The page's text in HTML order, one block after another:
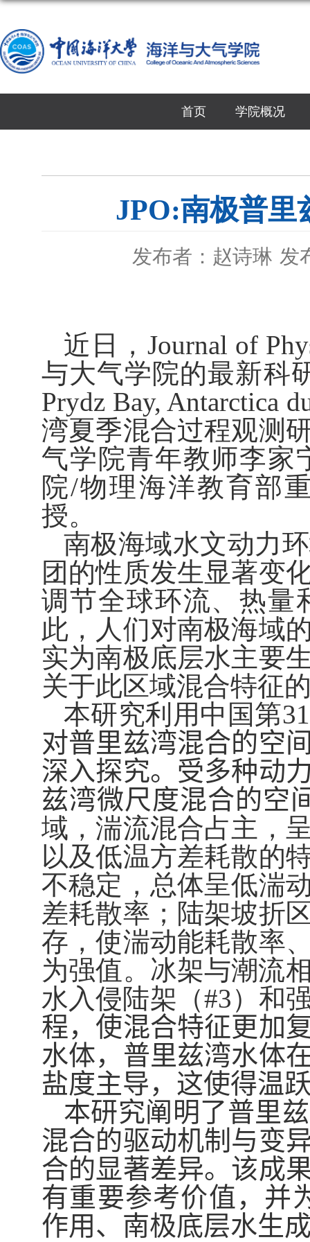
首页 学院概况
JPO:南极普里
发布者：赵诗琳 发
近日， Journal of
与大气学院的最新科
Prydz Bay, Antarctica
湾夏季混合过程观测
气学院青年教师李家
院/物理海洋教育部
授。
南极海域水文动力
团的性质发生显著变
调节全球环流、热量
此，人们对南极海域
实为南极底层水主要
关于此区域混合特征
本研究利用中国第31
对普里兹湾混合的空
深入探究。受多种动
兹湾微尺度混合的空
域，湍流混合占主，
以及低温方差耗散的
不稳定，总体呈低湍
差耗散率；陆架坡折
存，使湍动能耗散率
为强值。冰架与潮流
水入侵陆架（#3）和
程，使混合特征更加
水体，普里兹湾水体
盐度主导，这使得温
本研究阐明了普里
混合的驱动机制与变
合的显著差异。该成
有重要参考价值，并
作用 、南极底层水生